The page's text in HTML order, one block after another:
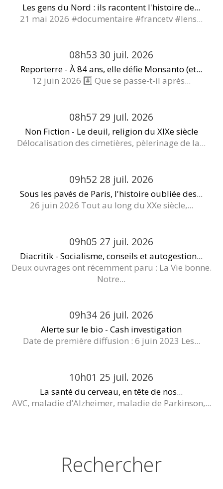
Les gens du Nord : ils racontent l'histoire de...
21 mai 2026 #documentaire #francetv #lens...
08h53 30 juil. 2026
Reporterre - À 84 ans, elle défie Monsanto (et...
12 juin 2026 #️⃣ Que se passe-t-il après...
08h57 29 juil. 2026
Non Fiction - Le deuil, religion du XIXe siècle
Délocalisation des cimetières, pèlerinage de la...
09h52 28 juil. 2026
Sous les pavés de Paris, l'histoire oubliée des...
26 juin 2026 Tout au long du XXe siècle,...
09h05 27 juil. 2026
Diacritik - Socialisme, conseils et autogestion...
Deux ouvrages ont récemment paru : La Vie bonne.
Notre...
09h34 26 juil. 2026
Alerte sur le bio - Cash investigation
Date de première diffusion : 6 juin 2023 Les...
10h01 25 juil. 2026
La santé du cerveau, en tête de nos...
AVC, maladie d’Alzheimer, maladie de Parkinson,...
Rechercher